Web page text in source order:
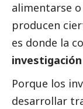
alimentarse
producen
es donde la
investigación
Porque los
desarrollar